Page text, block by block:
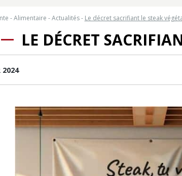
-Alimentaire -Actualités- Le décret sacrifiant le steak
LE DÉCRET
2024